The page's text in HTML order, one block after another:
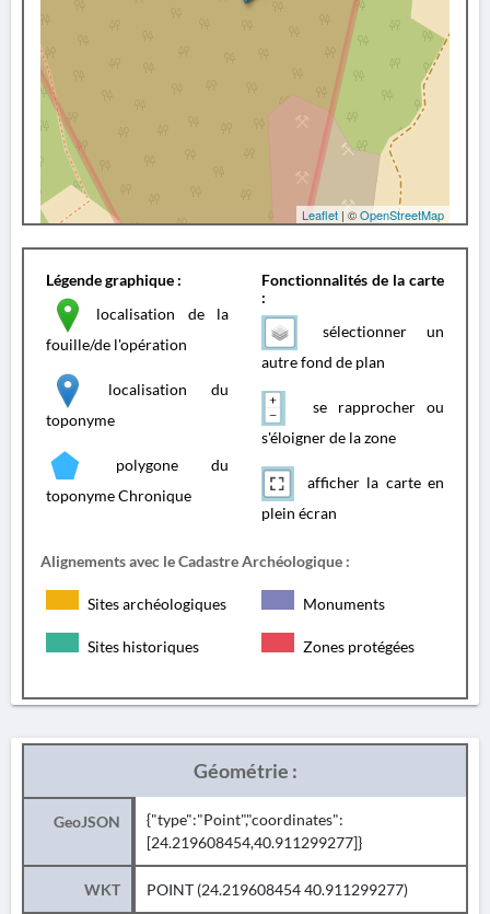
Leaflet | ©OpenStreetMap
Légende graphique :
localisation de la
fouille/de l'opération
localisation du
toponyme
polygone du
toponyme Chronique
Fonctionnalités de la carte
:
sélectionner un
autre fond de plan
se rapprocher ou
s'éloigner de la zone
afficher la carte en
plein écran
Alignements avec le Cadastre Archéologique :
Sites archéologiques Monuments
Sites historiques Zones protégées
Géométrie :
GeoJSON
{"type":"Point","coordinates":
[24.219608454,40.911299277]}
WKT POINT (24.219608454 40.911299277)